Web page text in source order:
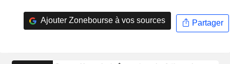
Ajouter Zonebourse à vos sources Partager